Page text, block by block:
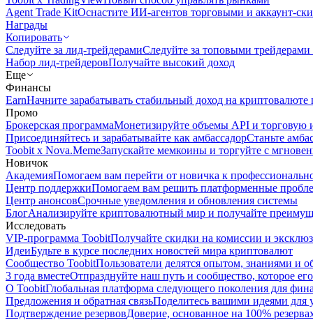
Agent Trade KitОснастите ИИ-агентов торговыми и аккаунт-
Награды
Копировать
Следуйте за лид-трейдерамиСледуйте за топовыми
Набор лид-трейдеровПолучайте высокий доход
Еще
Финансы
EarnНачните зарабатывать стабильный доход на криптовалюте
Промо
Брокерская программаМонетизируйте объемы API и торговую
Присоединяйтесь и зарабатывайте как амбассадорСтаньте
Toobit x Nova.MemeЗапускайте мемкоины и торгуйте с
Новичок
АкадемияПомогаем вам перейти от новичка к
Центр поддержкиПомогаем вам решить платформенные
Центр анонсовСрочные уведомления и обновления системы
БлогАнализируйте криптовалютный мир и получайте
Исследовать
VIP-программа ToobitПолучайте скидки на комиссии и
ИдеиБудьте в курсе последних новостей мира криптовалют
Сообщество ToobitПользователи делятся опытом, знаниями и
3 года вместеОтпразднуйте наш путь и сообщество, которое
О ToobitГлобальная платформа следующего поколения для
Предложения и обратная связьПоделитесь вашими идеями для
Подтверждение резервовДоверие, основанное на 100%